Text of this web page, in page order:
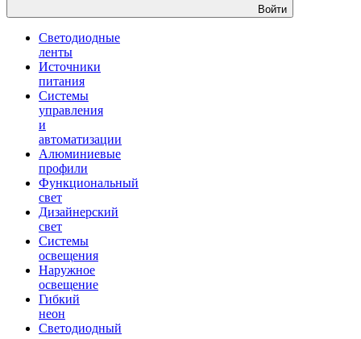
Войти
Светодиодные
ленты
Источники
питания
Системы
управления
и
автоматизации
Алюминиевые
профили
Функциональный
свет
Дизайнерский
свет
Системы
освещения
Наружное
освещение
Гибкий
неон
Светодиодный